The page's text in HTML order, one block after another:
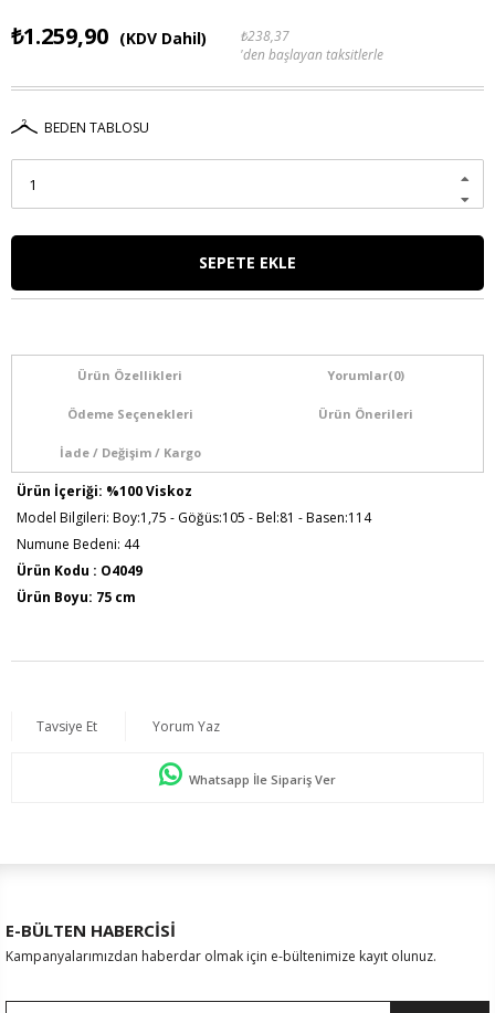
₺1.259,90 (KDV Dahil)
₺238,37
'den başlayan taksitlerle
BEDEN TABLOSU
Ürün Özellikleri Yorumlar(0)
Ödeme Seçenekleri Ürün Önerileri
İade / Değişim / Kargo
Ürün İçeriği: %100 Viskoz
Model Bilgileri: Boy:1,75 - Göğüs:105 - Bel:81 - Basen:114
Numune Bedeni: 44
Ürün Kodu : O4049
Ürün Boyu: 75 cm
Tavsiye Et Yorum Yaz
Whatsapp İle Sipariş Ver
E-BÜLTEN HABERCİSİ
Kampanyalarımızdan haberdar olmak için e-bültenimize kayıt olunuz.